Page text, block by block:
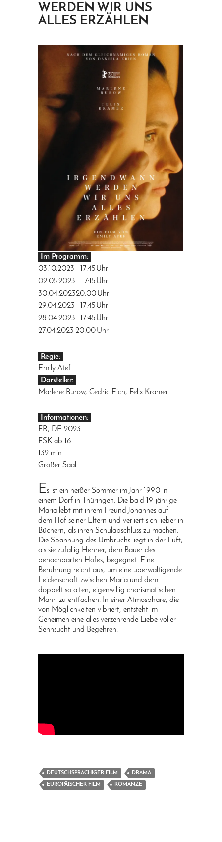
WERDEN WIR UNS
ALLES ERZÄHLEN
Im Programm:
03.10.2023
17:45Uhr
02.05.2023
17:15Uhr
30.04.202320:00Uhr
29.04.2023
17:45Uhr
28.04.2023
17:45Uhr
27.04.2023 20:00Uhr
Regie:
Emily Atef
Darsteller:
Marlene Burow, Cedric Eich, Felix Kramer
Informationen:
FR, DE 2023
FSK ab 16
132 min
Großer Saal
Es ist ein heißer Sommer im Jahr 1990 in
einem Dorf in Thüringen. Die bald 19-jährige
Maria lebt mit ihrem Freund Johannes auf
dem Hof seiner Eltern und verliert sich lieber in
Büchern, als ihren Schulabschluss zu machen.
Die Spannung des Umbruchs liegt in der Luft,
als sie zufällig Henner, dem Bauer des
benachbarten Hofes, begegnet. Eine
Berührung reicht aus, um eine überwältigende
Leidenschaft zwischen Maria und dem
doppelt so alten, eigenwillig charismatischen
Mann zu entfachen. In einer Atmosphäre, die
von Möglichkeiten vibriert, entsteht im
Geheimen eine alles verzehrende Liebe voller
Sehnsucht und Begehren.
DEUTSCHSPRACHIGER FILM DRAMA
EUROPÄISCHER FILM ROMANZE